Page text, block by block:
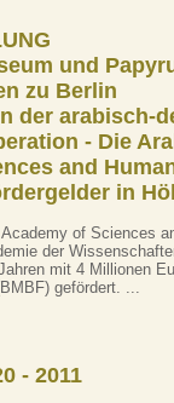
und
zu Berlin
der arabisch-
- Die
and
in
Academy of Sciences
der
mit 4 Millionen
gefördert. ...
- 2011